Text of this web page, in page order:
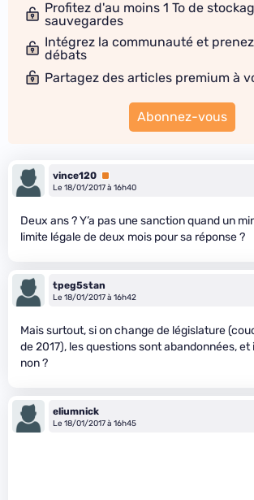
Profitez d'au moins 1 To de
sauvegardes
Intégrez la communauté et
débats
Partagez des articles premium à
Abonnez-vous
vince120 Premium
Le 18/01/2017 à 16h40
Deux ans ? Y’a pas une sanction quand un
limite légale de deux mois pour sa réponse ?
tpeg5stan
Le 18/01/2017 à 16h42
Mais surtout, si on change de législature
de 2017), les questions sont abandonnées, et
non ?
eliumnick
Le 18/01/2017 à 16h45